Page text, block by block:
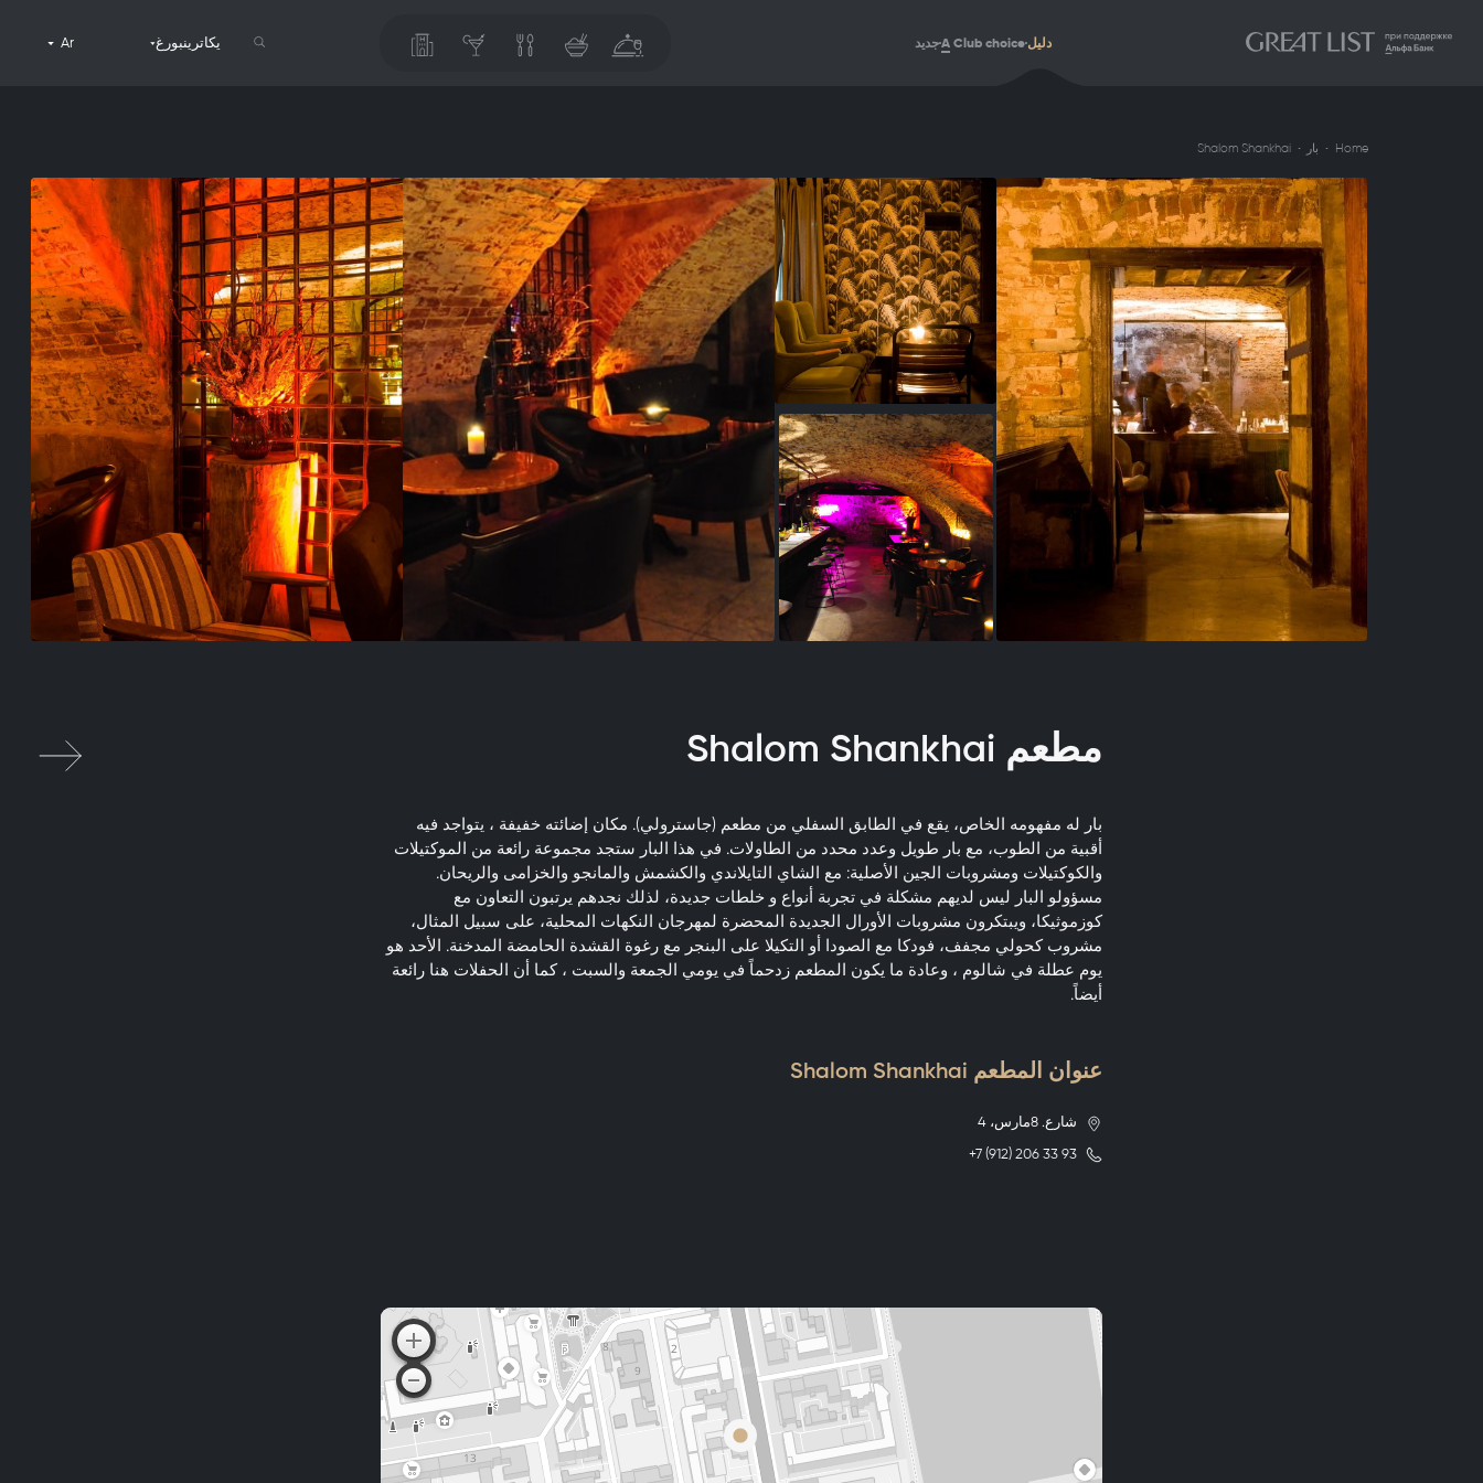
دليل A Club choice جديد يكاترينبورغ Ar
Home بار Shalom Shankhai
مطعم Shalom Shankhai
بار له مفهومه الخاص، يقع في الطابق السفلي من مطعم (جاسترولي). مكان إضائته خفيفة ، يتواجد فيه
أقبية من الطوب، مع بار طويل وعدد محدد من الطاولات. في هذا البار ستجد مجموعة رائعة من الموكتيلات
والكوكتيلات ومشروبات الجين الأصلية: مع الشاي التايلاندي والكشمش والمانجو والخزامى والريحان.
مسؤولو البار ليس لديهم مشكلة في تجربة أنواع و خلطات جديدة، لذلك نجدهم يرتبون التعاون مع
كوزموثيكا، ويبتكرون مشروبات الأورال الجديدة المحضرة لمهرجان النكهات المحلية، على سبيل المثال،
مشروب كحولي مجفف، فودكا مع الصودا أو التكيلا على البنجر مع رغوة القشدة الحامضة المدخنة. الأحد هو
يوم عطلة في شالوم ، وعادة ما يكون المطعم زدحماً في يومي الجمعة والسبت ، كما أن الحفلات هنا رائعة
أيضاً.
عنوان المطعم Shalom Shankhai
شارع. 8مارس، 4
+7 (912) 206 33 93